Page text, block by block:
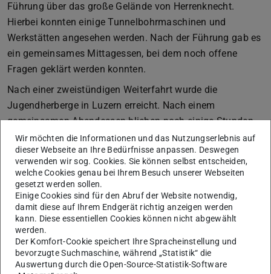
Führung über das große Gelände von Herrenknecht.
Hierbei konnten einige Tunnelbohrmaschinen und
Werkstätten angesehen werden. Nach der Führung gab es
ein gemeinsames Mittagessen, bei dem noch offene
Fragen geklärt werden konnten.
Nach einer zweistündigen Weiterfahrt wurde die
Jugendherberge in Luzern erreicht. Nach einem
gemeinsamen Abendessen blieben noch einige Stunden
für die Erkundung der Stadt.
Am nächsten Morgen wurde der Gotthard-Tunnel
besichtigt. Auch hier gab es zunächst einen spannenden
Vortrag über die Geschichte und den Bau des Tunnels,
bevor ein Teil von diesem erkundet werden konnte. Ein
spannendes Highlight war die vorbeibrausenden Züge, die
aus nächster Nähe gesehen werden konnte, und die Länge
des Tunnels nur erahnen ließ. Nach einer kurzen
Mittagspause ging es in dem Erhaltungs- und
Wir möchten die Informationen und das Nutzungserlebnis auf
dieser Webseite an Ihre Bedürfnisse anpassen. Deswegen
verwenden wir sog. Cookies. Sie können selbst entscheiden,
welche Cookies genau bei Ihrem Besuch unserer Webseiten
gesetzt werden sollen.
Einige Cookies sind für den Abruf der Website notwendig,
damit diese auf Ihrem Endgerät richtig anzeigen werden
kann. Diese essentiellen Cookies können nicht abgewählt
werden.
Der Komfort-Cookie speichert Ihre Spracheinstellung und
bevorzugte Suchmaschine, während „Statistik“ die
Auswertung durch die Open-Source-Statistik-Software